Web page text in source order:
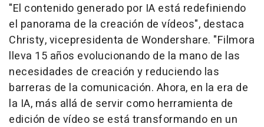
"El contenido generado por IA está redefiniendo
el panorama de la creación de vídeos", destaca
Christy, vicepresidenta de Wondershare. "Filmora
lleva 15 años evolucionando de la mano de las
necesidades de creación y reduciendo las
barreras de la comunicación. Ahora, en la era de
la IA, más allá de servir como herramienta de
edición de vídeo se está transformando en un